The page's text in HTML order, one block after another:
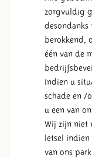
zorgvuldig
desondanks
berokkend,
één van de
Indien u
schade en /
u een van
Wij zijn niet
letsel
van ons park.